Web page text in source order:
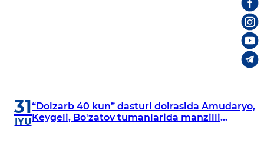
31
IYU
“Dolzarb 40 kun” dasturi doirasida Amudaryo,
Keygeli, Bo'zatov tumanlarida manzilli